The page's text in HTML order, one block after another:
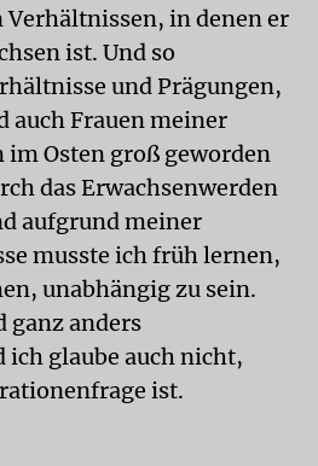
Verhältnissen, in denen er
ist. Und so
und Prägungen,
auch Frauen meiner
Osten groß geworden
das Erwachsenwerden
aufgrund meiner
musste ich früh lernen,
unabhängig zu sein.
ganz anders
ich glaube auch nicht,
ist.